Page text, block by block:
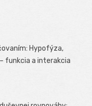
Hypofýza,
funkcia a interakcia